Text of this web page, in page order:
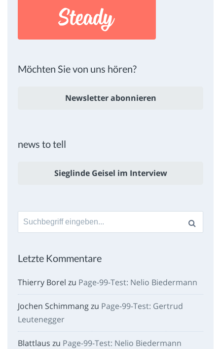
Möchten Sie von uns hören?
Newsletter abonnieren
news to tell
Sieglinde Geisel im Interview
Suche
nach:
Letzte Kommentare
Thierry Borel zu Page-99-Test: Nelio Biedermann
Jochen Schimmangzu Page-99-Test: Gertrud
Leutenegger
Blattlaus zu Page-99-Test: Nelio Biedermann